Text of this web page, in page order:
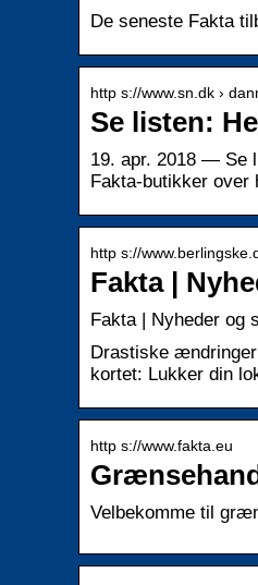
De seneste Fakta
http s://www.sn.dk ›
Se listen:
19. apr. 2018 — Se
Fakta-butikker over
http s://
Fakta |
Fakta | Nyheder og
Drastiske
kortet: Lukker din
http s://www.fakta.eu
Velbekomme til